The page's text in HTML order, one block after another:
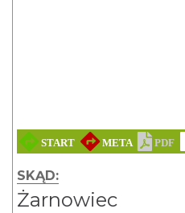
SKĄD:
Żarnowiec